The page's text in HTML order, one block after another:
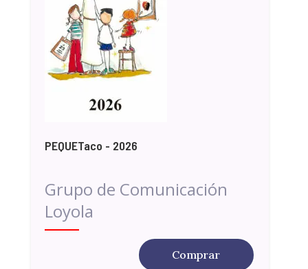
PEQUETaco - 2026
Grupo de Comunicación
Loyola
Comprar